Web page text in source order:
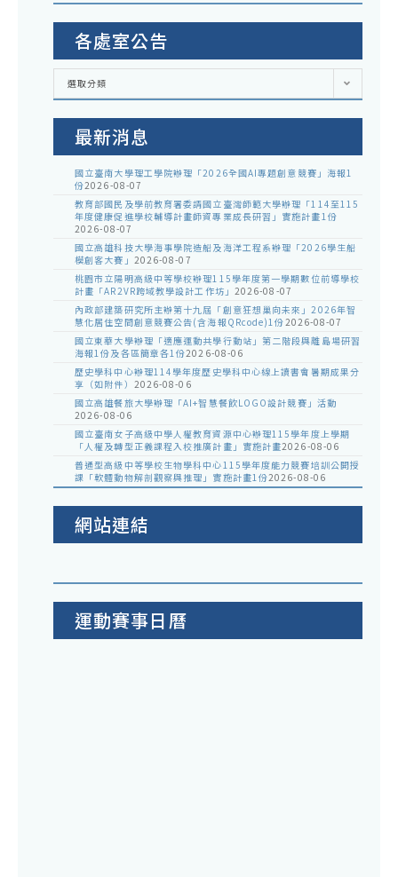
各處室公告
各
室
選取分類
最新消息
國立臺南大學理工學院辦理「2026全國AI專題創意競賽」海報1
份2026-08-07
教育部國民及學前教育署委請國立臺灣師範大學辦理「114至115
年度健康促進學校輔導計畫師資專業成長研習」實施計畫1份
2026-08-07
國立高雄科技大學海事學院造船及海洋工程系辦理「2026學生船
模創客大賽」 2026-08-07
桃園市立陽明高級中等學校辦理115學年度第一學期數位前導學校
計畫「AR2VR跨域教學設計工作坊」 2026-08-07
內政部建築研究所主辦第十九屆「創意狂想巢向未來」2026年智
慧化居住空間創意競賽公告(含海報QRcode)1份2026-08-07
國立東華大學辦理「適應運動共學行動站」第二階段與離島場研習
海報1份及各區簡章各1份2026-08-06
歷史學科中心辦理114學年度歷史學科中心線上讀書會暑期成果分
享（如附件） 2026-08-06
國立高雄餐旅大學辦理「AI+智慧餐飲LOGO設計競賽」活動
2026-08-06
國立臺南女子高級中學人權教育資源中心辦理115學年度上學期
「人權及轉型正義課程入校推廣計畫」實施計畫2026-08-06
普通型高級中等學校生物學科中心115學年度能力競賽培訓公開授
課「軟體動物解剖觀察與推理」實施計畫1份2026-08-06
網站連結
運動賽事日曆